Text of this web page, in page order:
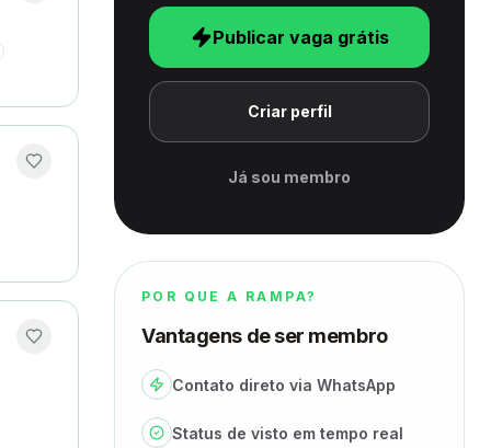
Publicar vaga grátis
Criar perfil
Já sou membro
POR QUE A RAMPA?
Vantagens de ser membro
Contato direto via WhatsApp
Status de visto em tempo real